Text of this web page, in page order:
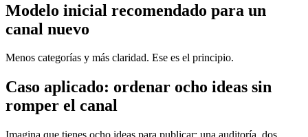
Modelo inicial recomendado para un
canal nuevo
Menos categorías y más claridad. Ese es el principio.
Caso aplicado: ordenar ocho ideas sin
romper el canal